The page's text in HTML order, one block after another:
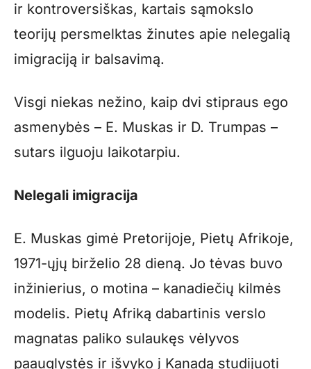
ir kontroversiškas, kartais sąmokslo
teorijų persmelktas žinutes apie nelegalią
imigraciją ir balsavimą.
Visgi niekas nežino, kaip dvi stipraus ego
asmenybės – E. Muskas ir D. Trumpas –
sutars ilguoju laikotarpiu.
Nelegali imigracija
E. Muskas gimė Pretorijoje, Pietų Afrikoje,
1971-ųjų birželio 28 dieną. Jo tėvas buvo
inžinierius, o motina – kanadiečių kilmės
modelis. Pietų Afriką dabartinis verslo
magnatas paliko sulaukęs vėlyvos
paauglystės ir išvyko į Kanadą studijuoti